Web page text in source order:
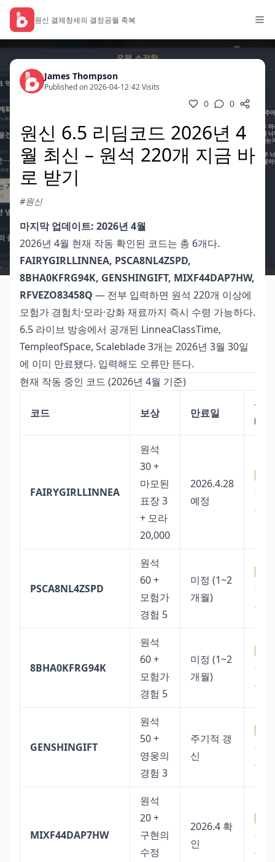
원신 결제창세의 결정공월 축복
James Thompson
Published on 2026-04-12/42 Visits
0 0
원신 6.5 리딤코드 2026년 4
월 최신 – 원석 220개 지금 바
로 받기
#원신
마지막 업데이트: 2026년 4월
2026년 4월 현재 작동 확인된 코드는 총 6개다.
FAIRYGIRLLINNEA, PSCA8NL4ZSPD,
8BHA0KFRG94K, GENSHINGIFT, MIXF44DAP7HW,
RFVEZO83458Q — 전부 입력하면 원석 220개 이상에
모험가 경험치·모라·강화 재료까지 즉시 수령 가능하다.
6.5 라이브 방송에서 공개된 LinneaClassTime,
TempleofSpace, Scaleblade 3개는 2026년 3월 30일
에 이미 만료됐다. 입력해도 오류만 뜬다.
현재 작동 중인 코드 (2026년 4월 기준)
코드 보상 만료일
상
태
FAIRYGIRLLINNEA
원석
30 +
마모된
표장 3
+ 모라
20,000
2026.4.28
예정
✅
작
동
PSCA8NL4ZSPD
원석
60 +
모험가
경험 5
미정 (1~2
개월)
✅
작
동
8BHA0KFRG94K
원석
60 +
모험가
경험 5
미정 (1~2
개월)
✅
작
동
GENSHINGIFT
원석
50 +
영웅의
경험 3
주기적 갱
신
✅
작
동
MIXF44DAP7HW
원석
20 +
구현의
수정
2026.4 확
인
✅
작
동